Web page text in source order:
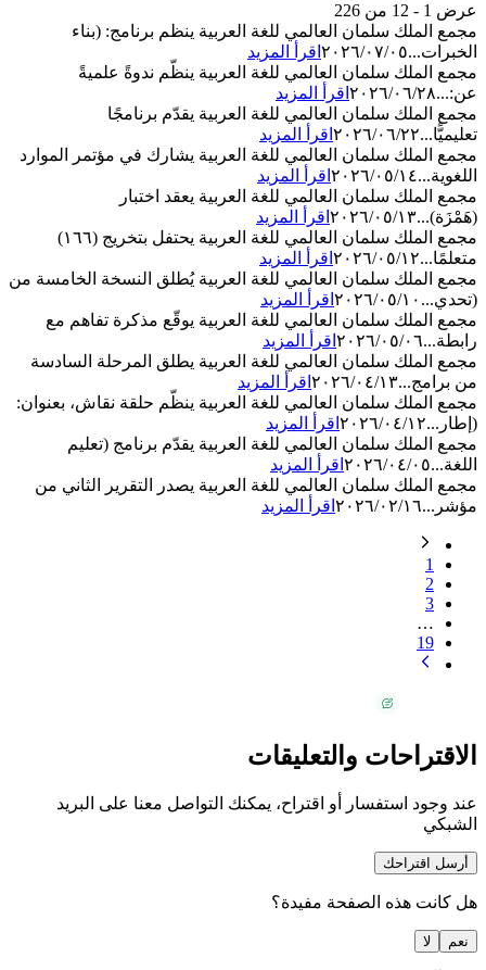
عرض 1 - 12 من 226
مجمع الملك سلمان العالمي للغة العربية ينظم برنامج: (بناء
الخبرات...٢٠٢٦/٠٧/٠٥ اقرأ المزيد
مجمع الملك سلمان العالمي للغة العربية ينظّم ندوةً علميةً
عن:...٢٠٢٦/٠٦/٢٨ اقرأ المزيد
مجمع الملك سلمان العالمي للغة العربية يقدّم برنامجًا
تعليميًّا...٢٠٢٦/٠٦/٢٢ اقرأ المزيد
مجمع الملك سلمان العالمي للغة العربية يشارك في مؤتمر الموارد
اللغوية...٢٠٢٦/٠٥/١٤ اقرأ المزيد
مجمع الملك سلمان العالمي للغة العربية يعقد اختبار
(هَمْزَة)...٢٠٢٦/٠٥/١٣ اقرأ المزيد
مجمع الملك سلمان العالمي للغة العربية يحتفل بتخريج (١٦٦)
متعلمًا...٢٠٢٦/٠٥/١٢ اقرأ المزيد
مجمع الملك سلمان العالمي للغة العربية يُطلق النسخة الخامسة من
(تحدي... ٢٠٢٦/٠٥/١٠ اقرأ المزيد
مجمع الملك سلمان العالمي للغة العربية يوقّع مذكرة تفاهم مع
رابطة...٢٠٢٦/٠٥/٠٦ اقرأ المزيد
مجمع الملك سلمان العالمي للغة العربية يطلق المرحلة السادسة
من برامج...٢٠٢٦/٠٤/١٣ اقرأ المزيد
مجمع الملك سلمان العالمي للغة العربية ينظّم حلقة نقاش، بعنوان:
(إطار...٢٠٢٦/٠٤/١٢ اقرأ المزيد
مجمع الملك سلمان العالمي للغة العربية يقدّم برنامج (تعليم
اللغة...٢٠٢٦/٠٤/٠٥ اقرأ المزيد
مجمع الملك سلمان العالمي للغة العربية يصدر التقرير الثاني من
مؤشر...٢٠٢٦/٠٢/١٦ اقرأ المزيد
1
2
3
…
19
الاقتراحات والتعليقات
عند وجود استفسار أو اقتراح، يمكنك التواصل معنا على البريد
الشبكي
أرسل اقتراحك
هل كانت هذه الصفحة مفيدة؟
نعم لا